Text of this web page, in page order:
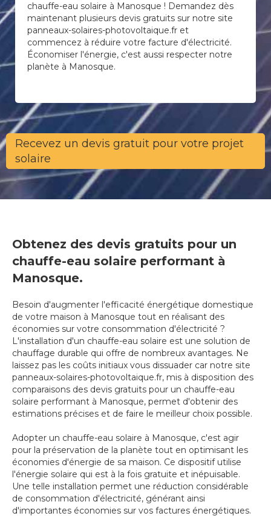
chauffe-eau solaire à Manosque ! Demandez dès
maintenant plusieurs devis gratuits sur notre site
panneaux-solaires-photovoltaique.fr et
commencez à réduire votre facture d'électricité.
Économiser l'énergie, c'est aussi respecter notre
planète à Manosque.
Recevez un devis gratuit pour votre projet
solaire
Obtenez des devis gratuits pour un
chauffe-eau solaire performant à
Manosque.
Besoin d'augmenter l'efficacité énergétique domestique
de votre maison à Manosque tout en réalisant des
économies sur votre consommation d'électricité ?
L'installation d'un chauffe-eau solaire est une solution de
chauffage durable qui offre de nombreux avantages. Ne
laissez pas les coûts initiaux vous dissuader car notre site
panneaux-solaires-photovoltaique.fr, mis à disposition des
comparaisons des devis gratuits pour un chauffe-eau
solaire performant à Manosque, permet d'obtenir des
estimations précises et de faire le meilleur choix possible.
Adopter un chauffe-eau solaire à Manosque, c'est agir
pour la préservation de la planète tout en optimisant les
économies d'énergie de sa maison. Ce dispositif utilise
l'énergie solaire qui est à la fois gratuite et inépuisable.
Une telle installation permet une réduction considérable
de consommation d'électricité, générant ainsi
d'importantes économies sur vos factures énergétiques.